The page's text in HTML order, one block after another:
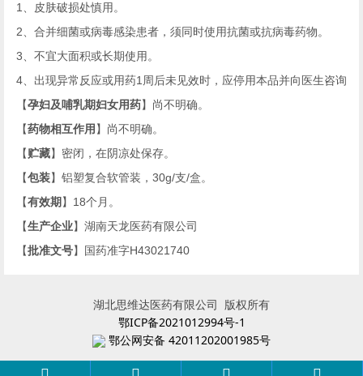
1、皮肤破损处慎用。
2、合并细菌或病毒感染患者，须同时使用抗菌或抗病毒药物。
3、不宜大面积或长期使用。
4、出现异常反应或用药1周后未见效时，应停用本品并向医生咨询
【孕妇及哺乳期妇女用药】尚不明确。
【药物相互作用 】尚不明确。
【贮藏】密闭，在阴凉处保存。
【包装】铝塑复合软管装， 30g/支/盒。
【有效期 】 18个月。
【生产企业】湖南天龙医药有限公司
【批准文号】国药准字H43021740
湖北思维达医药有限公司 版权所有
鄂ICP备2021012994号-1
鄂公网安备 42011202001985号